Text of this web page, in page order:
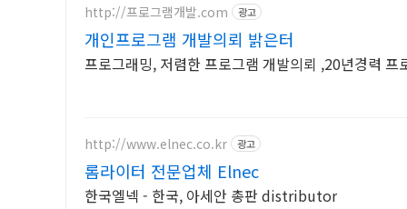
http://프로그램개발.com 광고
개인프로그램 개발의뢰 밝은터
프로그래밍, 저렴한 프로그램 개발의뢰 ,20년경력 프
http://www.elnec.co.kr 광고
롬라이터 전문업체 Elnec
한국엘넥 - 한국, 아세안 총판 distributor